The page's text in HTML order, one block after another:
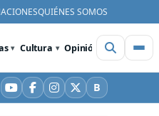
QUIÉNES SOMOS
Cultura Opinión Videos
YouTube
Facebook
Instagram
X BBluesky